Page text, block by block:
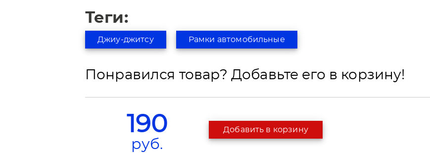
Теги:
Джиу-джитсу Рамки автомобильные
Понравился товар? Добавьте его в корзину!
190
руб.
Добавить в корзину